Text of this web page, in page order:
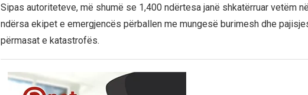
Sipas autoriteteve, më shumë se 1,400 ndërtesa janë shkatërruar vetëm
ndërsa ekipet e emergjencës përballen me mungesë burimesh dhe
përmasat e katastrofës.